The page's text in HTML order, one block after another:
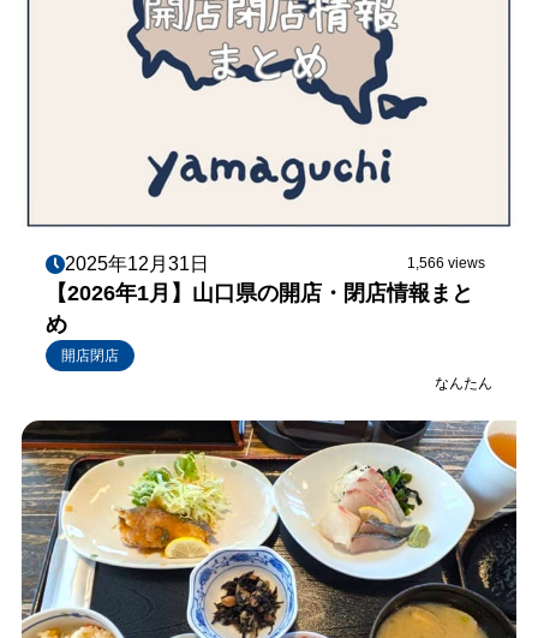
2025年12月31日 1,566 views
【2026年1月】山口県の開店・閉店情報まと
め
開店閉店
なんたん